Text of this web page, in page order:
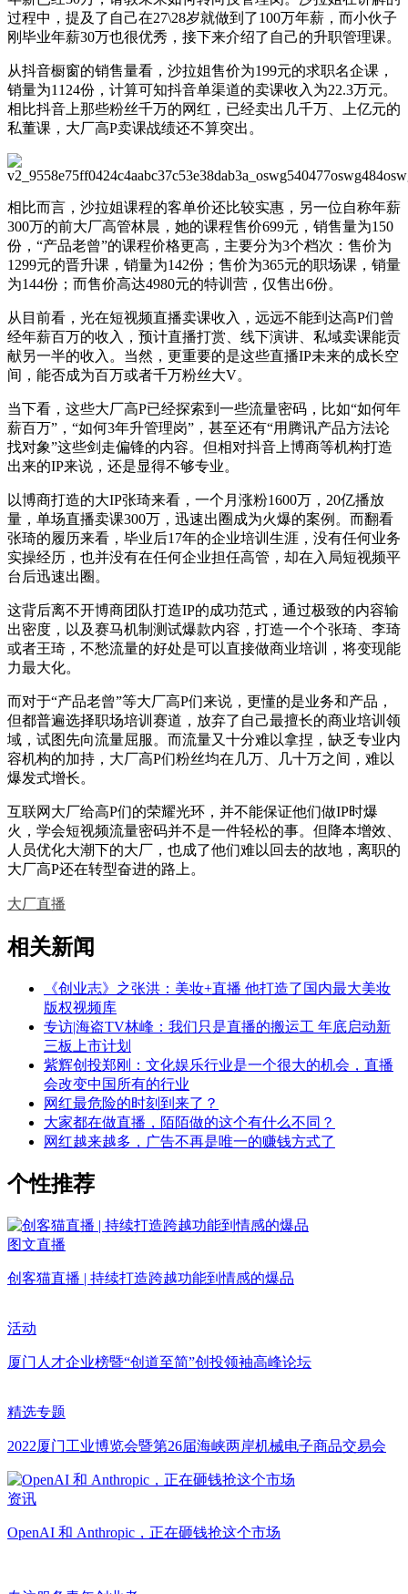
过程中，提及了自己在27\28岁就做到了100万年薪，而小伙子
刚毕业年薪30万也很优秀，接下来介绍了自己的升职管理课。
从抖音橱窗的销售量看，沙拉姐售价为199元的求职名企课，
销量为1124份，计算可知抖音单渠道的卖课收入为22.3万元。
相比抖音上那些粉丝千万的网红，已经卖出几千万、上亿元的
私董课，大厂高P卖课战绩还不算突出。
相比而言，沙拉姐课程的客单价还比较实惠，另一位自称年薪
300万的前大厂高管林晨，她的课程售价699元，销售量为150
份，“产品老曾”的课程价格更高，主要分为3个档次：售价为
1299元的晋升课，销量为142份；售价为365元的职场课，销量
为144份；而售价高达4980元的特训营，仅售出6份。
从目前看，光在短视频直播卖课收入，远远不能到达高P们曾
经年薪百万的收入，预计直播打赏、线下演讲、私域卖课能贡
献另一半的收入。当然，更重要的是这些直播IP未来的成长空
间，能否成为百万或者千万粉丝大V。
当下看，这些大厂高P已经探索到一些流量密码，比如“如何年
薪百万”，“如何3年升管理岗”，甚至还有“用腾讯产品方法论
找对象”这些剑走偏锋的内容。但相对抖音上博商等机构打造
出来的IP来说，还是显得不够专业。
以博商打造的大IP张琦来看，一个月涨粉1600万，20亿播放
量，单场直播卖课300万，迅速出圈成为火爆的案例。而翻看
张琦的履历来看，毕业后17年的企业培训生涯，没有任何业务
实操经历，也并没有在任何企业担任高管，却在入局短视频平
台后迅速出圈。
这背后离不开博商团队打造IP的成功范式，通过极致的内容输
出密度，以及赛马机制测试爆款内容，打造一个个张琦、李琦
或者王琦，不愁流量的好处是可以直接做商业培训，将变现能
力最大化。
而对于“产品老曾”等大厂高P们来说，更懂的是业务和产品，
但都普遍选择职场培训赛道，放弃了自己最擅长的商业培训领
域，试图先向流量屈服。而流量又十分难以拿捏，缺乏专业内
容机构的加持，大厂高P们粉丝均在几万、几十万之间，难以
爆发式增长。
互联网大厂给高P们的荣耀光环，并不能保证他们做IP时爆
火，学会短视频流量密码并不是一件轻松的事。但降本增效、
人员优化大潮下的大厂，也成了他们难以回去的故地，离职的
大厂高P还在转型奋进的路上。
大厂直播
相关新闻
《创业志》之张洪：美妆+直播 他打造了国内最大美妆
版权视频库
专访|海盗TV林峰：我们只是直播的搬运工 年底启动新
三板上市计划
紫辉创投郑刚：文化娱乐行业是一个很大的机会，直播
会改变中国所有的行业
网红最危险的时刻到来了？
大家都在做直播，陌陌做的这个有什么不同？
网红越来越多，广告不再是唯一的赚钱方式了
个性推荐
图文直播
创客猫直播 | 持续打造跨越功能到情感的爆品
活动
厦门人才企业榜暨“创道至简”创投领袖高峰论坛
精选专题
2022厦门工业博览会暨第26届海峡两岸机械电子商品交易会
资讯
OpenAI 和 Anthropic，正在砸钱抢这个市场